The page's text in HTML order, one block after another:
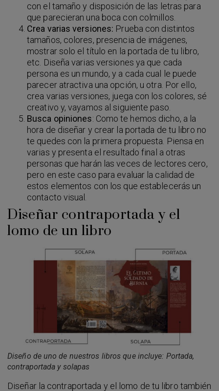
con el tamaño y disposición de las letras para
que parecieran una boca con colmillos.
Crea varias versiones: Prueba con distintos
tamaños, colores, presencia de imágenes,
mostrar solo el título en la portada de tu libro,
etc. Diseña varias versiones ya que cada
persona es un mundo, y a cada cual le puede
parecer atractiva una opción, u otra. Por ello,
crea varias versiones, juega con los colores, sé
creativo y, vayamos al siguiente paso.
Busca opiniones: Como te hemos dicho, a la
hora de diseñar y crear la portada de tu libro no
te quedes con la primera propuesta. Piensa en
varias y presenta el resultado final a otras
personas que harán las veces de lectores cero,
pero en este caso para evaluar la calidad de
estos elementos con los que establecerás un
contacto visual.
Diseñar contraportada y el
lomo de un libro
Diseño de uno de nuestros libros que incluye: Portada,
contraportada y solapas
Diseñar la contraportada y el lomo de tu libro también